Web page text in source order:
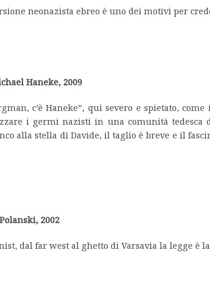
neonazista ebreo è uno dei motivi per
Haneke, 2009
c’è Haneke”, qui severo e spietato,
i germi nazisti in una comunità tedesca
alla stella di Davide, il taglio è breve e il
2002
dal far west al ghetto di Varsavia la legge è la